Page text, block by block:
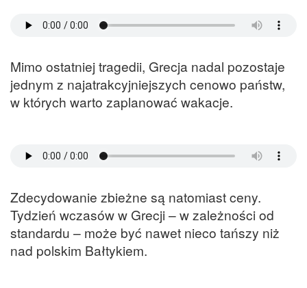
Mimo ostatniej tragedii, Grecja nadal pozostaje
jednym z najatrakcyjniejszych cenowo państw,
w których warto zaplanować wakacje.
Zdecydowanie zbieżne są natomiast ceny.
Tydzień wczasów w Grecji – w zależności od
standardu – może być nawet nieco tańszy niż
nad polskim Bałtykiem.